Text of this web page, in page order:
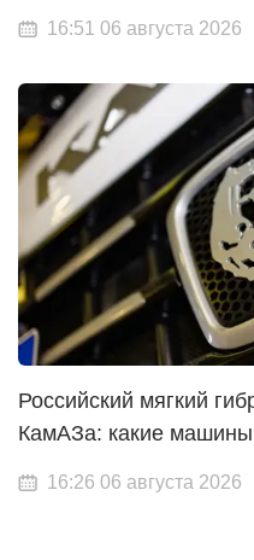
16:51 06 августа 2026
Российский мягкий
КамАЗа: какие машины
16:26 06 августа 2026